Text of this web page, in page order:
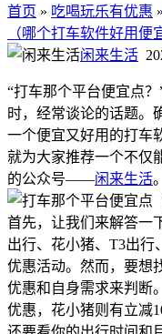
首页 » 吃喝玩乐有优惠 »
（哪个打车软件好用便
闲来生活
“打车那个平台便宜点
时，经常谈论的话题。
一个便宜又好用的打车
就为大家推荐一个不仅
的公众号——闲来生活。
首先，让我们来解答一
出行、花小猪、T3出行
优惠活动。然而，要想
优惠和自身需求来判断
优惠，花小猪则有立减